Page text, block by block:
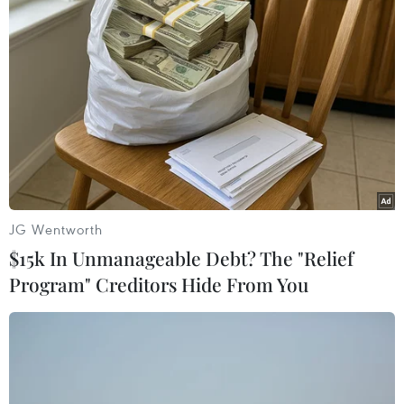
TIN LIÊN QUAN
JG Wentworth
$15k In Unmanageable Debt? The "Relief
Program" Creditors Hide From You